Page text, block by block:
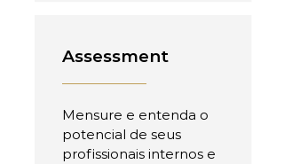
Assessment
Mensure e entenda o
potencial de seus
profissionais internos e